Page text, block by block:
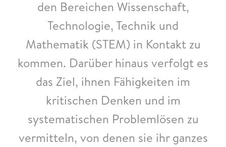
den Bereichen Wissenschaft,
Technologie, Technik und
Mathematik (STEM) in Kontakt zu
kommen. Darüber hinaus verfolgt es
das Ziel, ihnen Fähigkeiten im
kritischen Denken und im
systematischen Problemlösen zu
vermitteln, von denen sie ihr ganzes